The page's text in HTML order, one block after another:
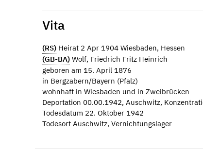
Vita
(RS) Heirat 2 Apr 1904 Wiesbaden, Hessen
(GB-BA) Wolf, Friedrich Fritz Heinrich
geboren am 15. April 1876
in Bergzabern/Bayern (Pfalz)
wohnhaft in Wiesbaden und in Zweibrücken
Deportation 00.00.1942, Auschwitz,
Todesdatum 22. Oktober 1942
Todesort Auschwitz, Vernichtungslager